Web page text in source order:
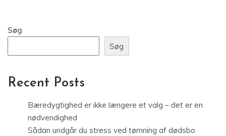
Søg
Søg
Recent Posts
Bæredygtighed er ikke længere et valg – det er en
nødvendighed
Sådan undgår du stress ved tømning af dødsbo